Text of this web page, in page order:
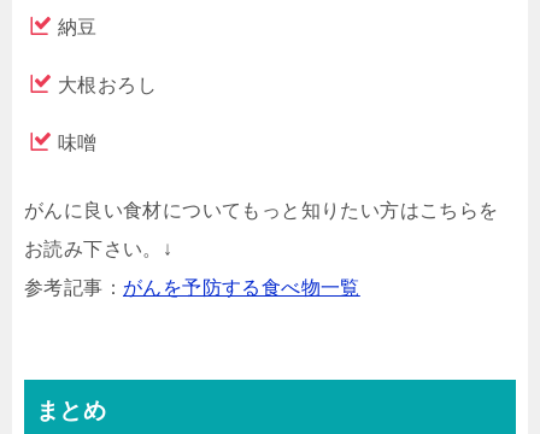
納豆
大根おろし
味噌
がんに良い食材についてもっと知りたい方はこちらを
お読み下さい。↓
参考記事： がんを予防する食べ物一覧
まとめ